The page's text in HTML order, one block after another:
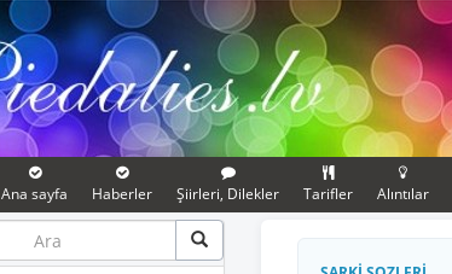
Ana sayfa Haberler Şiirleri, Dilekler Tarifler Alıntılar